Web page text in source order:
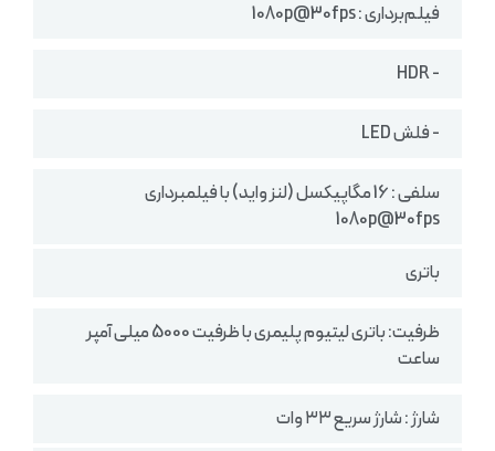
فیلم‌برداری : 1080p@30fps
- HDR
- فلش LED
سلفی : 16 مگاپیکسل (لنز واید) با فیلمبرداری
1080p@30fps
باتری
ظرفیت: باتری لیتیوم پلیمری با ظرفیت 5000 میلی آمپر
ساعت
شارژ : شارژ سریع ۳۳ وات